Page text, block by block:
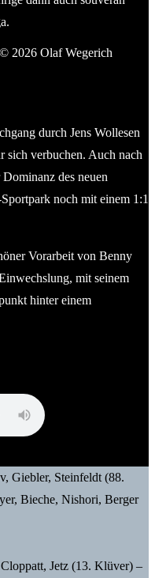
durch Jens Wollesen
sich verbuchen. Auch nach
des neuen
noch mit einem 1:1
Vorarbeit von Benny
mit seinem
hinter einem
Giebler, Steinfeldt (88.
Bieche, Nishori, Berger
Jetz (13. Klüver) –